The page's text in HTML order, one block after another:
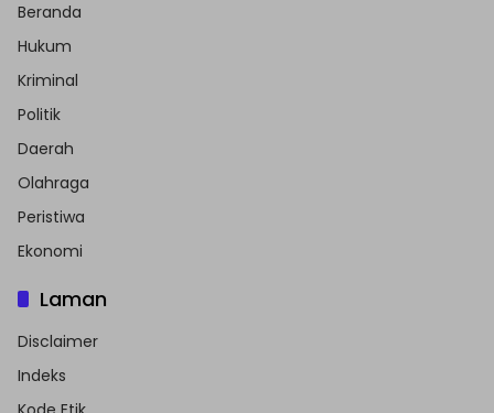
Beranda
Hukum
Kriminal
Politik
Daerah
Olahraga
Peristiwa
Ekonomi
Laman
Disclaimer
Indeks